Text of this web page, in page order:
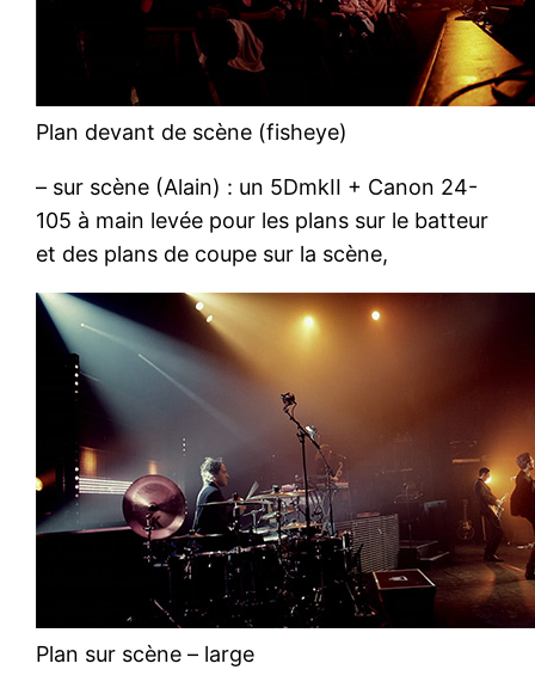
Plan devant de scène (fisheye)
– sur scène (Alain) : un 5DmkII + Canon 24-
105 à main levée pour les plans sur le batteur
et des plans de coupe sur la scène,
Plan sur scène – large